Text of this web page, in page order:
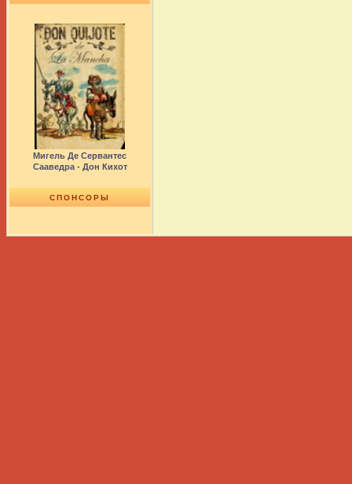
Мигель Де Сервантес
Сааведра - Дон Кихот
СПОНСОРЫ